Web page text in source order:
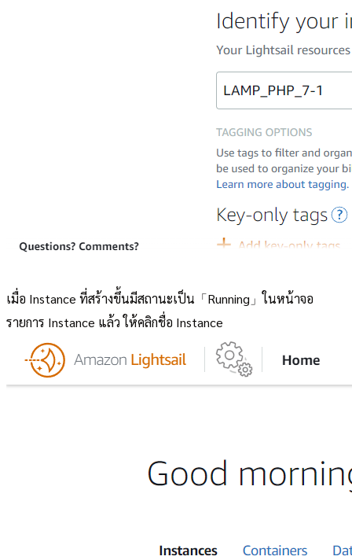
เมื่อ Instance ที่สร้างขึ้นมีสถานะเป็น「Running」ในหน้าจอ
รายการ Instance แล้ว ให้คลิกชื่อ Instance